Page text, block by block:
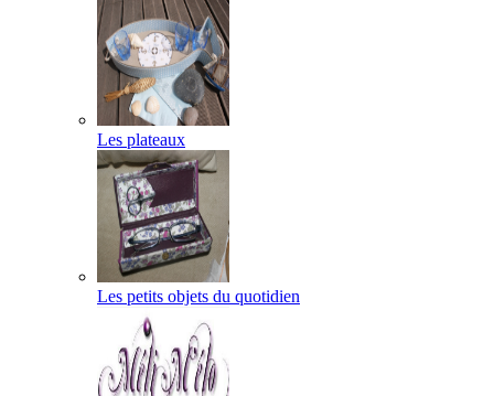
Les plateaux
Les petits objets du quotidien